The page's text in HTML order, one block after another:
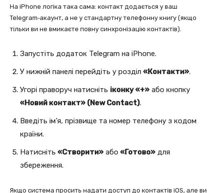
На iPhone логіка така сама: контакт додається у ваш
Telegram‑акаунт, а не у стандартну телефонну книгу (якщо
тільки ви не вмикаєте повну синхронізацію контактів).
Запустіть додаток Telegram на iPhone.
У нижній панелі перейдіть у розділ «Контакти».
Угорі праворуч натисніть іконку «+» або кнопку
«Новий контакт» (New Contact).
Введіть ім’я, прізвище та номер телефону з кодом
країни.
Натисніть «Створити» або «Готово» для
збереження.
Якщо система просить надати доступ до контактів iOS, але ви